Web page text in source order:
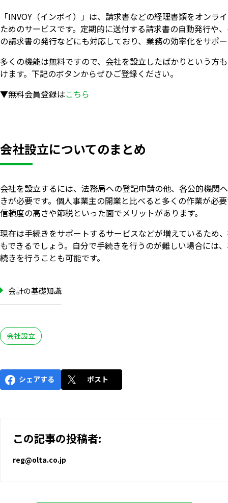
「INVOY（インボイ）」は、請求書などの経理書類をオンラ
ためのサービスです。定期的に送付する請求書の自動発行や
の請求書の発行などにも対応しており、業務の効率化をサポ
多くの機能は無料ですので、会社を設立したばかりという方
けます。下記のボタンからぜひご登録ください。
▼無料会員登録はこちら
会社設立についてのまとめ
会社を設立するには、法務局への登記申請の他、各公的機関
きが必要です。個人事業主の開業と比べると多くの作業が必
信頼度の高さや節税といった面でメリットがあります。
現在は手続きをサポートするサービスなどが増えているため
もできるでしょう。自分で手続きを行うのが難しい場合には
続きを行うことも可能です。
会計の基礎知識
会社設立
シェアする ポスト
この記事の投稿者:
reg@olta.co.jp